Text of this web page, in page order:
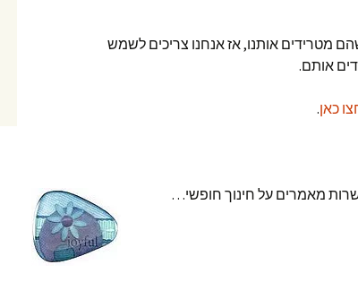
מטרידים אותנו, אז אנחנו צריכים לשמש
אותם.
כאן.
מאמרים על חינוך חופשי…